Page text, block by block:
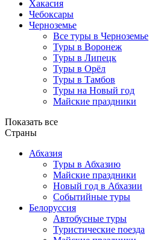
Хакасия
Чебоксары
Черноземье
Все туры в Черноземье
Туры в Воронеж
Туры в Липецк
Туры в Орёл
Туры в Тамбов
Туры на Новый год
Майские праздники
Показать все
Страны
Абхазия
Туры в Абхазию
Майские праздники
Новый год в Абхазии
Событийные туры
Белоруссия
Автобусные туры
Туристические поезда